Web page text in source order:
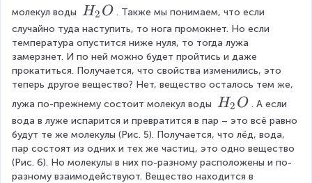
молекул воды H
_
2
O
H2 O . Также мы понимаем, что если
случайно туда наступить, то нога промокнет. Но если
температура опустится ниже нуля, то тогда лужа
замерзнет. И по ней можно будет пройтись и даже
прокатиться. Получается, что свойства изменились, это
теперь другое вещество? Нет, вещество осталось тем же,
лужа по-прежнему состоит молекул воды H
_
2
O
H2 O . А если
вода в луже испарится и превратится в пар – это всё равно
будут те же молекулы (Рис. 5). Получается, что лёд, вода,
пар состоят из одних и тех же частиц, это одно вещество
(Рис. 6). Но молекулы в них по-разному расположены и по-
разному взаимодействуют. Вещество находится в